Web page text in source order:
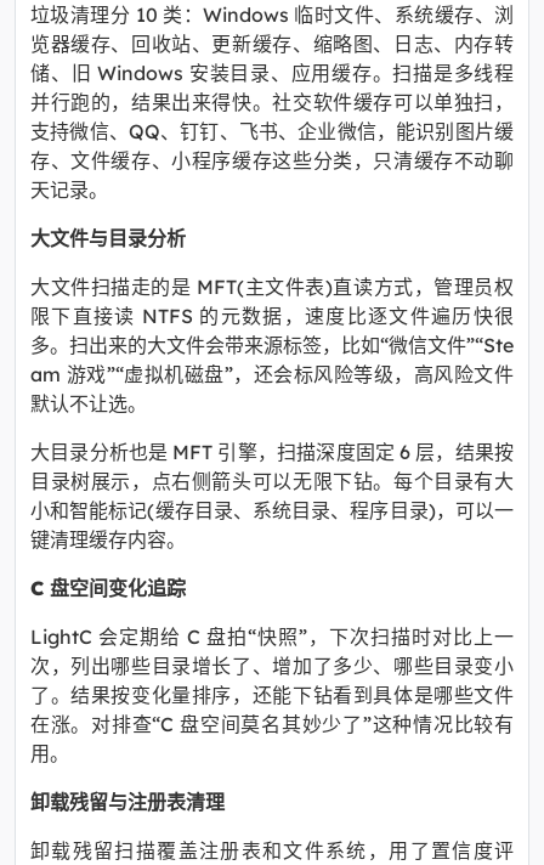
垃圾清理分 10 类：Windows 临时文件、系统缓存、浏
览器缓存、回收站、更新缓存、缩略图、日志、内存转
储、旧 Windows 安装目录、应用缓存。扫描是多线程
并行跑的，结果出来得快。社交软件缓存可以单独扫，
支持微信、QQ、钉钉、飞书、企业微信，能识别图片缓
存、文件缓存、小程序缓存这些分类，只清缓存不动聊
天记录。
大文件与目录分析
大文件扫描走的是 MFT(主文件表)直读方式，管理员权
限下直接读 NTFS 的元数据，速度比逐文件遍历快很
多。扫出来的大文件会带来源标签，比如“微信文件”“Ste
am 游戏”“虚拟机磁盘”，还会标风险等级，高风险文件
默认不让选。
大目录分析也是 MFT 引擎，扫描深度固定 6 层，结果按
目录树展示，点右侧箭头可以无限下钻。每个目录有大
小和智能标记(缓存目录、系统目录、程序目录)，可以一
键清理缓存内容。
C 盘空间变化追踪
LightC 会定期给 C 盘拍“快照”，下次扫描时对比上一
次，列出哪些目录增长了、增加了多少、哪些目录变小
了。结果按变化量排序，还能下钻看到具体是哪些文件
在涨。对排查“C 盘空间莫名其妙少了”这种情况比较有
用。
卸载残留与注册表清理
卸载残留扫描覆盖注册表和文件系统，用了置信度评